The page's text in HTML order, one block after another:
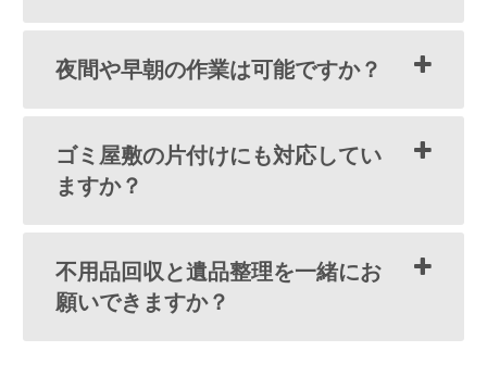
夜間や早朝の作業は可能ですか？
ゴミ屋敷の片付けにも対応してい
ますか？
不用品回収と遺品整理を一緒にお
願いできますか？